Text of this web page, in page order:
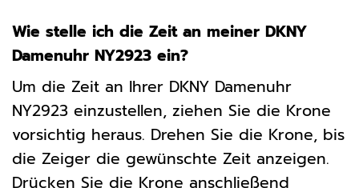
Wie stelle ich die Zeit an meiner DKNY
Damenuhr NY2923 ein?
Um die Zeit an Ihrer DKNY Damenuhr
NY2923 einzustellen, ziehen Sie die Krone
vorsichtig heraus. Drehen Sie die Krone, bis
die Zeiger die gewünschte Zeit anzeigen.
Drücken Sie die Krone anschließend